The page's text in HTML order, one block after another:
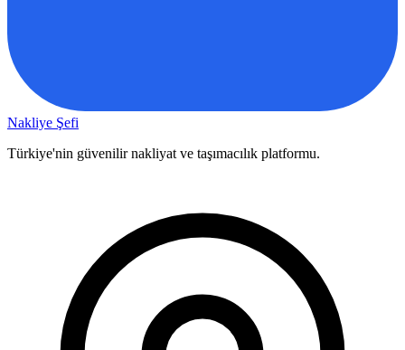
Nakliye Şefi
Türkiye'nin güvenilir nakliyat ve taşımacılık platformu.